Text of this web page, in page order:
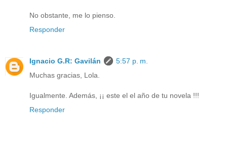
No obstante, me lo pienso.
Responder
Ignacio G.R: Gavilán
5:57 p. m.
Muchas gracias, Lola.
Igualmente. Además, ¡¡ este el el año de tu novela !!!
Responder